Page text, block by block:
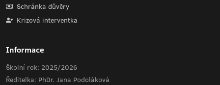
Schránka důvěry
Krizová interventka
Informace
Školní rok: 2025/2026
Ředitelka: PhDr. Jana Podoláková